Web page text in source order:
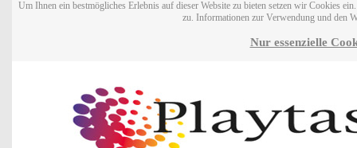
Um Ihnen ein bestmögliches Erlebnis auf dieser Website zu bieten setzen wir Cookies
zu. Informationen zur Verwendung und den
Nur essenzielle